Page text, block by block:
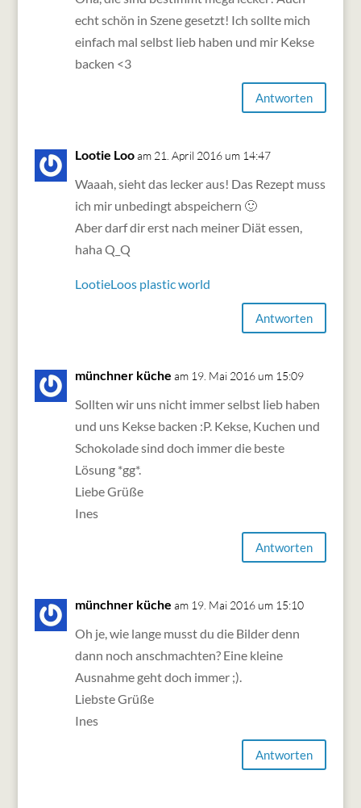
echt schön in Szene gesetzt! Ich sollte mich
einfach mal selbst lieb haben und mir Kekse
backen <3
Antworten
Lootie Loo am 21. April 2016 um 14:47
Waaah, sieht das lecker aus! Das Rezept muss
ich mir unbedingt abspeichern 🙂
Aber darf dir erst nach meiner Diät essen,
haha Q_Q
LootieLoos plastic world
Antworten
münchner küche am 19. Mai 2016 um 15:09
Sollten wir uns nicht immer selbst lieb haben
und uns Kekse backen :P. Kekse, Kuchen und
Schokolade sind doch immer die beste
Lösung *gg*.
Liebe Grüße
Ines
Antworten
münchner küche am 19. Mai 2016 um 15:10
Oh je, wie lange musst du die Bilder denn
dann noch anschmachten? Eine kleine
Ausnahme geht doch immer ;).
Liebste Grüße
Ines
Antworten